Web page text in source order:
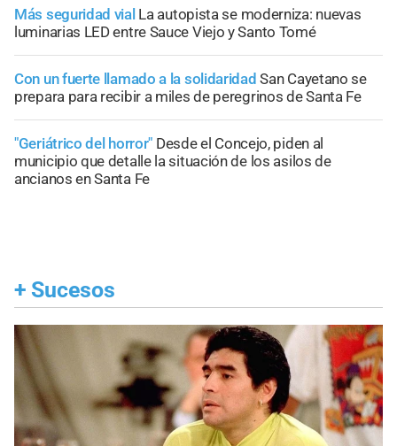
Más seguridad vial La autopista se moderniza: nuevas
luminarias LED entre Sauce Viejo y Santo Tomé
Con un fuerte llamado a la solidaridad San Cayetano se
prepara para recibir a miles de peregrinos de Santa Fe
"Geriátrico del horror" Desde el Concejo, piden al
municipio que detalle la situación de los asilos de
ancianos en Santa Fe
+ Sucesos